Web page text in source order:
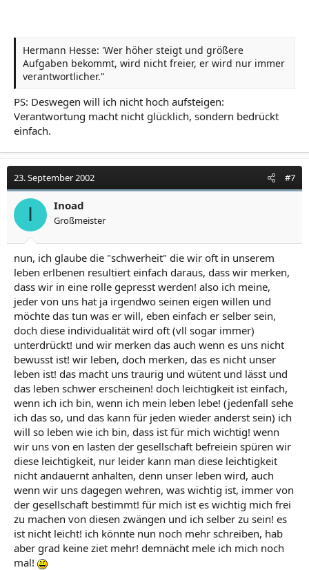
Hermann Hesse: 'Wer höher steigt und größere
Aufgaben bekommt, wird nicht freier, er wird nur immer
verantwortlicher."
PS: Deswegen will ich nicht hoch aufsteigen:
Verantwortung macht nicht glücklich, sondern bedrückt
einfach.
23. September 2002 #7
I Inoad
Großmeister
nun, ich glaube die "schwerheit" die wir oft in unserem
leben erlbenen resultiert einfach daraus, dass wir merken,
dass wir in eine rolle gepresst werden! also ich meine,
jeder von uns hat ja irgendwo seinen eigen willen und
möchte das tun was er will, eben einfach er selber sein,
doch diese individualität wird oft (vll sogar immer)
unterdrückt! und wir merken das auch wenn es uns nicht
bewusst ist! wir leben, doch merken, das es nicht unser
leben ist! das macht uns traurig und wütent und lässt und
das leben schwer erscheinen! doch leichtigkeit ist einfach,
wenn ich ich bin, wenn ich mein leben lebe! (jedenfall sehe
ich das so, und das kann für jeden wieder anderst sein) ich
will so leben wie ich bin, dass ist für mich wichtig! wenn
wir uns von en lasten der gesellschaft befreiein spüren wir
diese leichtigkeit, nur leider kann man diese leichtigkeit
nicht andauernt anhalten, denn unser leben wird, auch
wenn wir uns dagegen wehren, was wichtig ist, immer von
der gesellschaft bestimmt! für mich ist es wichtig mich frei
zu machen von diesen zwängen und ich selber zu sein! es
ist nicht leicht! ich könnte nun noch mehr schreiben, hab
aber grad keine ziet mehr! demnächt mele ich mich noch
mal!